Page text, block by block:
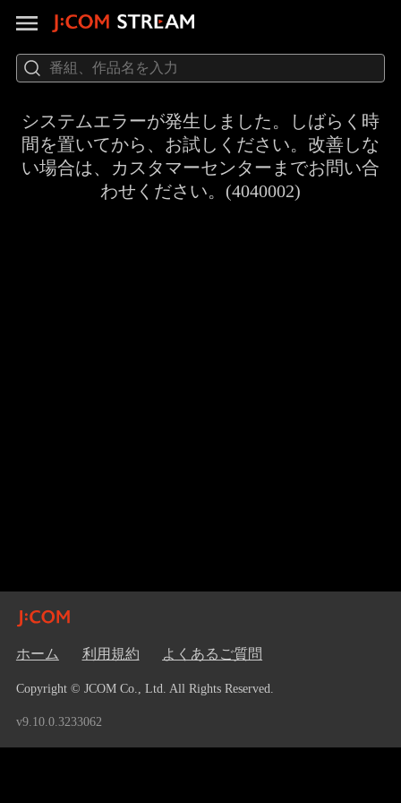
システムエラーが発生しました。しばらく時
間を置いてから、お試しください。改善しな
い場合は、カスタマーセンターまでお問い合
わせください。(4040002)
ホーム 利用規約 よくあるご質問
Copyright © JCOM Co., Ltd. All Rights Reserved.
v9.10.0.3233062